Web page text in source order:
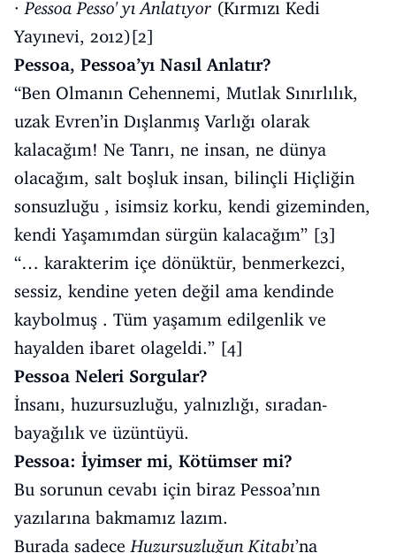
·Pessoa Pesso' yı Anlatıyor (Kırmızı Kedi
Yayınevi, 2012)[2]
Pessoa, Pessoa’yı Nasıl Anlatır?
“Ben Olmanın Cehennemi, Mutlak Sınırlılık,
uzak Evren’in Dışlanmış Varlığı olarak
kalacağım! Ne Tanrı, ne insan, ne dünya
olacağım, salt boşluk insan, bilinçli Hiçliğin
sonsuzluğu , isimsiz korku, kendi gizeminden,
kendi Yaşamımdan sürgün kalacağım” [3]
“… karakterim içe dönüktür, benmerkezci,
sessiz, kendine yeten değil ama kendinde
kaybolmuş . Tüm yaşamım edilgenlik ve
hayalden ibaret olageldi.” [4]
Pessoa Neleri Sorgular?
İnsanı, huzursuzluğu, yalnızlığı, sıradan-
bayağılık ve üzüntüyü.
Pessoa: İyimser mi, Kötümser mi?
Bu sorunun cevabı için biraz Pessoa’nın
yazılarına bakmamız lazım.
Burada sadeceHuzursuzluğun Kitabı’na